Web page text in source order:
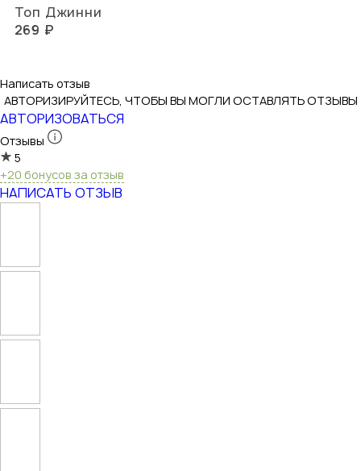
Топ Джинни
269 ₽
Написать отзыв
АВТОРИЗИРУЙТЕСЬ, ЧТОБЫ ВЫ МОГЛИ ОСТАВЛЯТЬ ОТЗЫВЫ
АВТОРИЗОВАТЬСЯ
Отзывы
5
+20 бонусов за отзыв
НАПИСАТЬ ОТЗЫВ